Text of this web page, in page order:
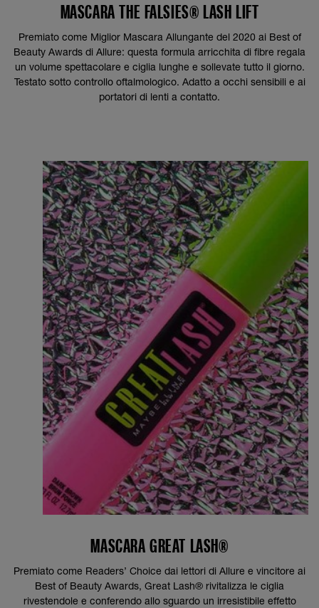
MASCARA THE FALSIES® LASH LIFT
Premiato come Miglior Mascara Allungante del 2020 ai Best of
Beauty Awards di Allure: questa formula arricchita di fibre regala
un volume spettacolare e ciglia lunghe e sollevate tutto il giorno.
Testato sotto controllo oftalmologico. Adatto a occhi sensibili e ai
portatori di lenti a contatto.
MASCARA GREAT LASH®
Premiato come Readers’ Choice dai lettori di Allure e vincitore ai
Best of Beauty Awards, Great Lash® rivitalizza le ciglia
rivestendole e conferendo allo sguardo un irresistibile effetto